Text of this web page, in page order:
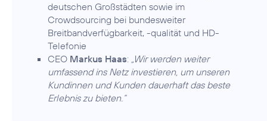
deutschen Großstädten sowie im
Crowdsourcing bei bundesweiter
Breitbandverfügbarkeit, -qualität und HD-
Telefonie
CEO Markus Haas: „Wir werden weiter
umfassend ins Netz investieren, um unseren
Kundinnen und Kunden dauerhaft das beste
Erlebnis zu bieten.“